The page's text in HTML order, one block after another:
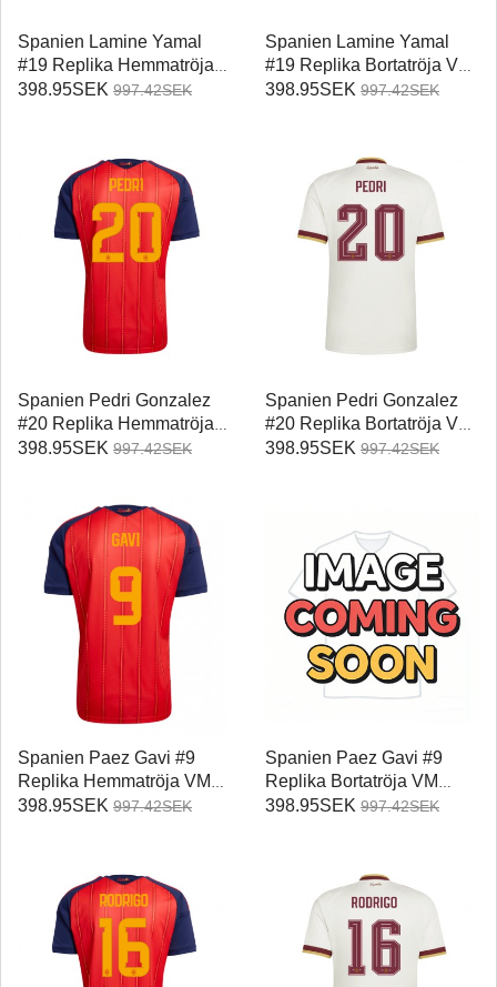
Spanien Lamine Yamal
#19 Replika Hemmatröja
VM 2026 Kortärmad
398.95SEK 997.42SEK
Spanien Lamine Yamal
#19 Replika Bortatröja VM
2026 Kortärmad
398.95SEK 997.42SEK
Spanien Pedri Gonzalez
#20 Replika Hemmatröja
VM 2026 Kortärmad
398.95SEK 997.42SEK
Spanien Pedri Gonzalez
#20 Replika Bortatröja VM
2026 Kortärmad
398.95SEK 997.42SEK
Spanien Paez Gavi #9
Replika Hemmatröja VM
2026 Kortärmad
398.95SEK 997.42SEK
Spanien Paez Gavi #9
Replika Bortatröja VM
2026 Kortärmad
398.95SEK 997.42SEK